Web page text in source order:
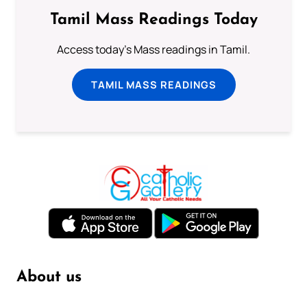
Tamil Mass Readings Today
Access today's Mass readings in Tamil.
TAMIL MASS READINGS
About us